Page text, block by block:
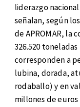
liderazgo
señalan, según
de APROMAR, la
326.520
corresponden a
lubina, dorada,
rodaballo) y en
millones de euros